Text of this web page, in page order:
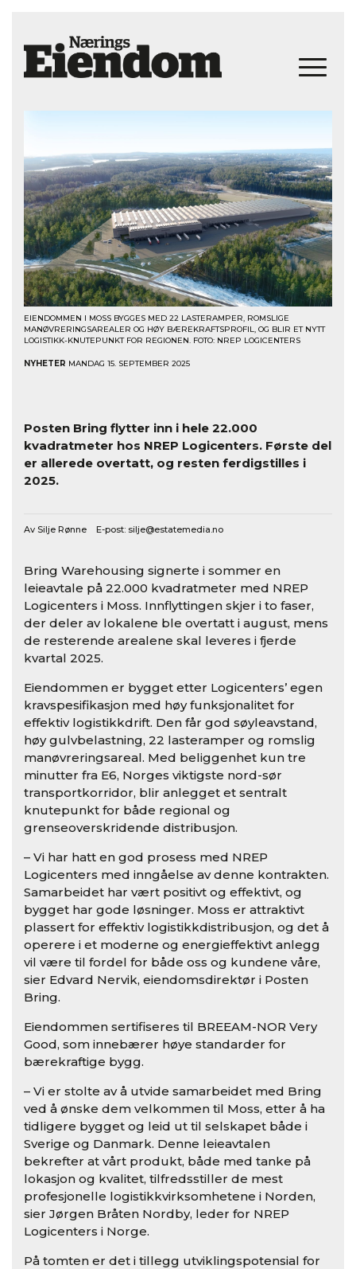
EIENDOMMEN I MOSS BYGGES MED 22 LASTERAMPER, ROMSLIGE
MANØVRERINGSAREALER OG HØY BÆREKRAFTSPROFIL, OG BLIR ET NYTT
LOGISTIKK-KNUTEPUNKT FOR REGIONEN. FOTO: NREP LOGICENTERS
NYHETER MANDAG 15. SEPTEMBER 2025
Posten Bring flytter inn i hele 22.000
kvadratmeter hos NREP Logicenters. Første del
er allerede overtatt, og resten ferdigstilles i
2025.
Av Silje Rønne E-post: silje@estatemedia.no
Bring Warehousing signerte i sommer en
leieavtale på 22.000 kvadratmeter med NREP
Logicenters i Moss. Innflyttingen skjer i to faser,
der deler av lokalene ble overtatt i august, mens
de resterende arealene skal leveres i fjerde
kvartal 2025.
Eiendommen er bygget etter Logicenters’ egen
kravspesifikasjon med høy funksjonalitet for
effektiv logistikkdrift. Den får god søyleavstand,
høy gulvbelastning, 22 lasteramper og romslig
manøvreringsareal. Med beliggenhet kun tre
minutter fra E6, Norges viktigste nord-sør
transportkorridor, blir anlegget et sentralt
knutepunkt for både regional og
grenseoverskridende distribusjon.
– Vi har hatt en god prosess med NREP
Logicenters med inngåelse av denne kontrakten.
Samarbeidet har vært positivt og effektivt, og
bygget har gode løsninger. Moss er attraktivt
plassert for effektiv logistikkdistribusjon, og det å
operere i et moderne og energieffektivt anlegg
vil være til fordel for både oss og kundene våre,
sier Edvard Nervik, eiendomsdirektør i Posten
Bring.
Eiendommen sertifiseres til BREEAM-NOR Very
Good, som innebærer høye standarder for
bærekraftige bygg.
– Vi er stolte av å utvide samarbeidet med Bring
ved å ønske dem velkommen til Moss, etter å ha
tidligere bygget og leid ut til selskapet både i
Sverige og Danmark. Denne leieavtalen
bekrefter at vårt produkt, både med tanke på
lokasjon og kvalitet, tilfredsstiller de mest
profesjonelle logistikkvirksomhetene i Norden,
sier Jørgen Bråten Nordby, leder for NREP
Logicenters i Norge.
På tomten er det i tillegg utviklingspotensial for